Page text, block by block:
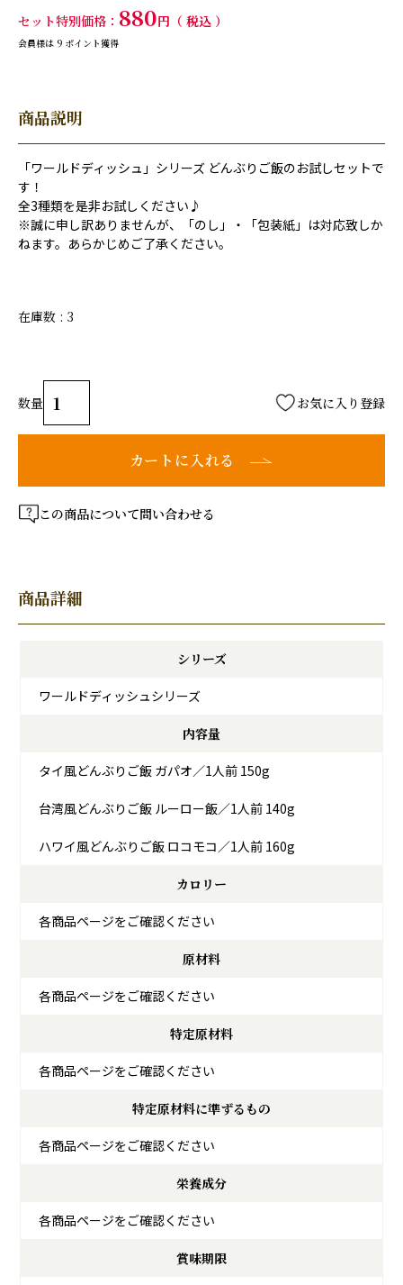
セット特別価格
880 税込
会員様は 9 ポイント獲得
商品説明
「ワールドディッシュ」シリーズ どんぶりご飯のお試しセットで
す！
全3種類を是非お試しください♪
※誠に申し訳ありませんが、「のし」・「包装紙」は対応致しか
ねます。あらかじめご了承ください。
在庫数 3
お気に入り登録
カートに入れる
この商品について問い合わせる
商品詳細
シリーズ
ワールドディッシュシリーズ
内容量
タイ風どんぶりご飯 ガパオ／1人前 150g
台湾風どんぶりご飯 ルーロー飯／1人前 140g
ハワイ風どんぶりご飯 ロコモコ／1人前 160g
カロリー
各商品ページをご確認ください
原材料
各商品ページをご確認ください
特定原材料
各商品ページをご確認ください
特定原材料に準ずるもの
各商品ページをご確認ください
栄養成分
各商品ページをご確認ください
賞味期限